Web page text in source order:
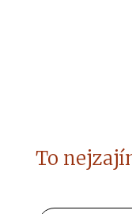
To